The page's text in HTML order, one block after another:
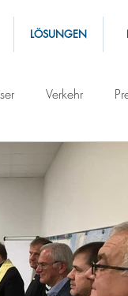
LÖSUNGEN
Verkehr